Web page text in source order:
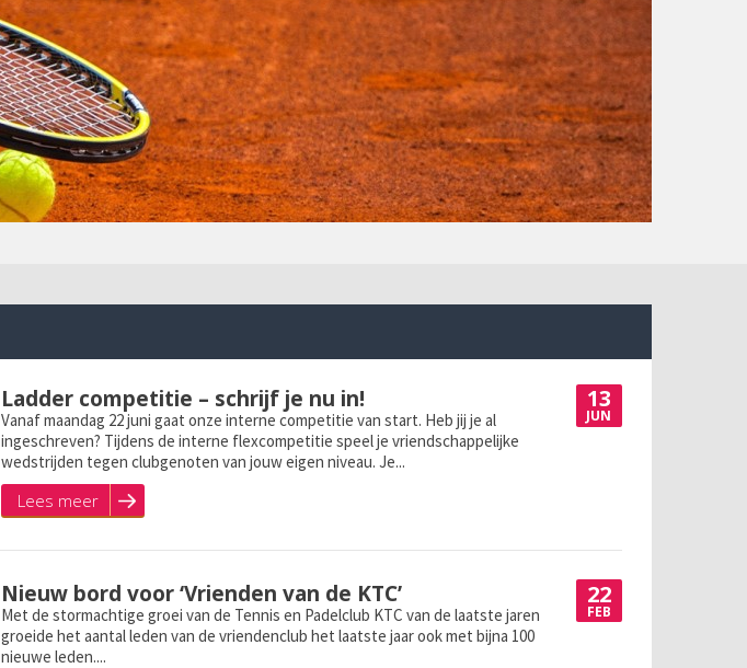
Ladder competitie – schrijf je nu in!
Vanaf maandag 22 juni gaat onze interne competitie van start. Heb jij je al
ingeschreven? Tijdens de interne flexcompetitie speel je vriendschappelijke
wedstrijden tegen clubgenoten van jouw eigen niveau. Je...
Lees meer
13
JUN
Nieuw bord voor ‘Vrienden van de KTC’
Met de stormachtige groei van de Tennis en Padelclub KTC van de laatste jaren
groeide het aantal leden van de vriendenclub het laatste jaar ook met bijna 100
nieuwe leden....
22
FEB